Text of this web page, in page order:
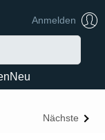
Anmelden
Neu
Nächste